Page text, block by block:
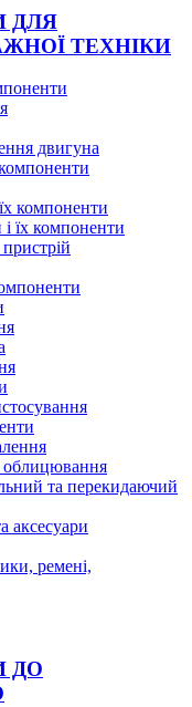
ДЛЯ
ТЕХНІКИ
двигуна
компоненти
їх компоненти
облицювання
та перекидаючий
аксесуари
ремені,
ДО